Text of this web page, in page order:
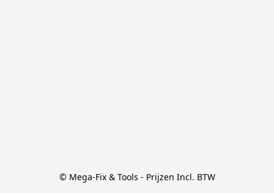
© Mega-Fix & Tools - Prijzen Incl. BTW